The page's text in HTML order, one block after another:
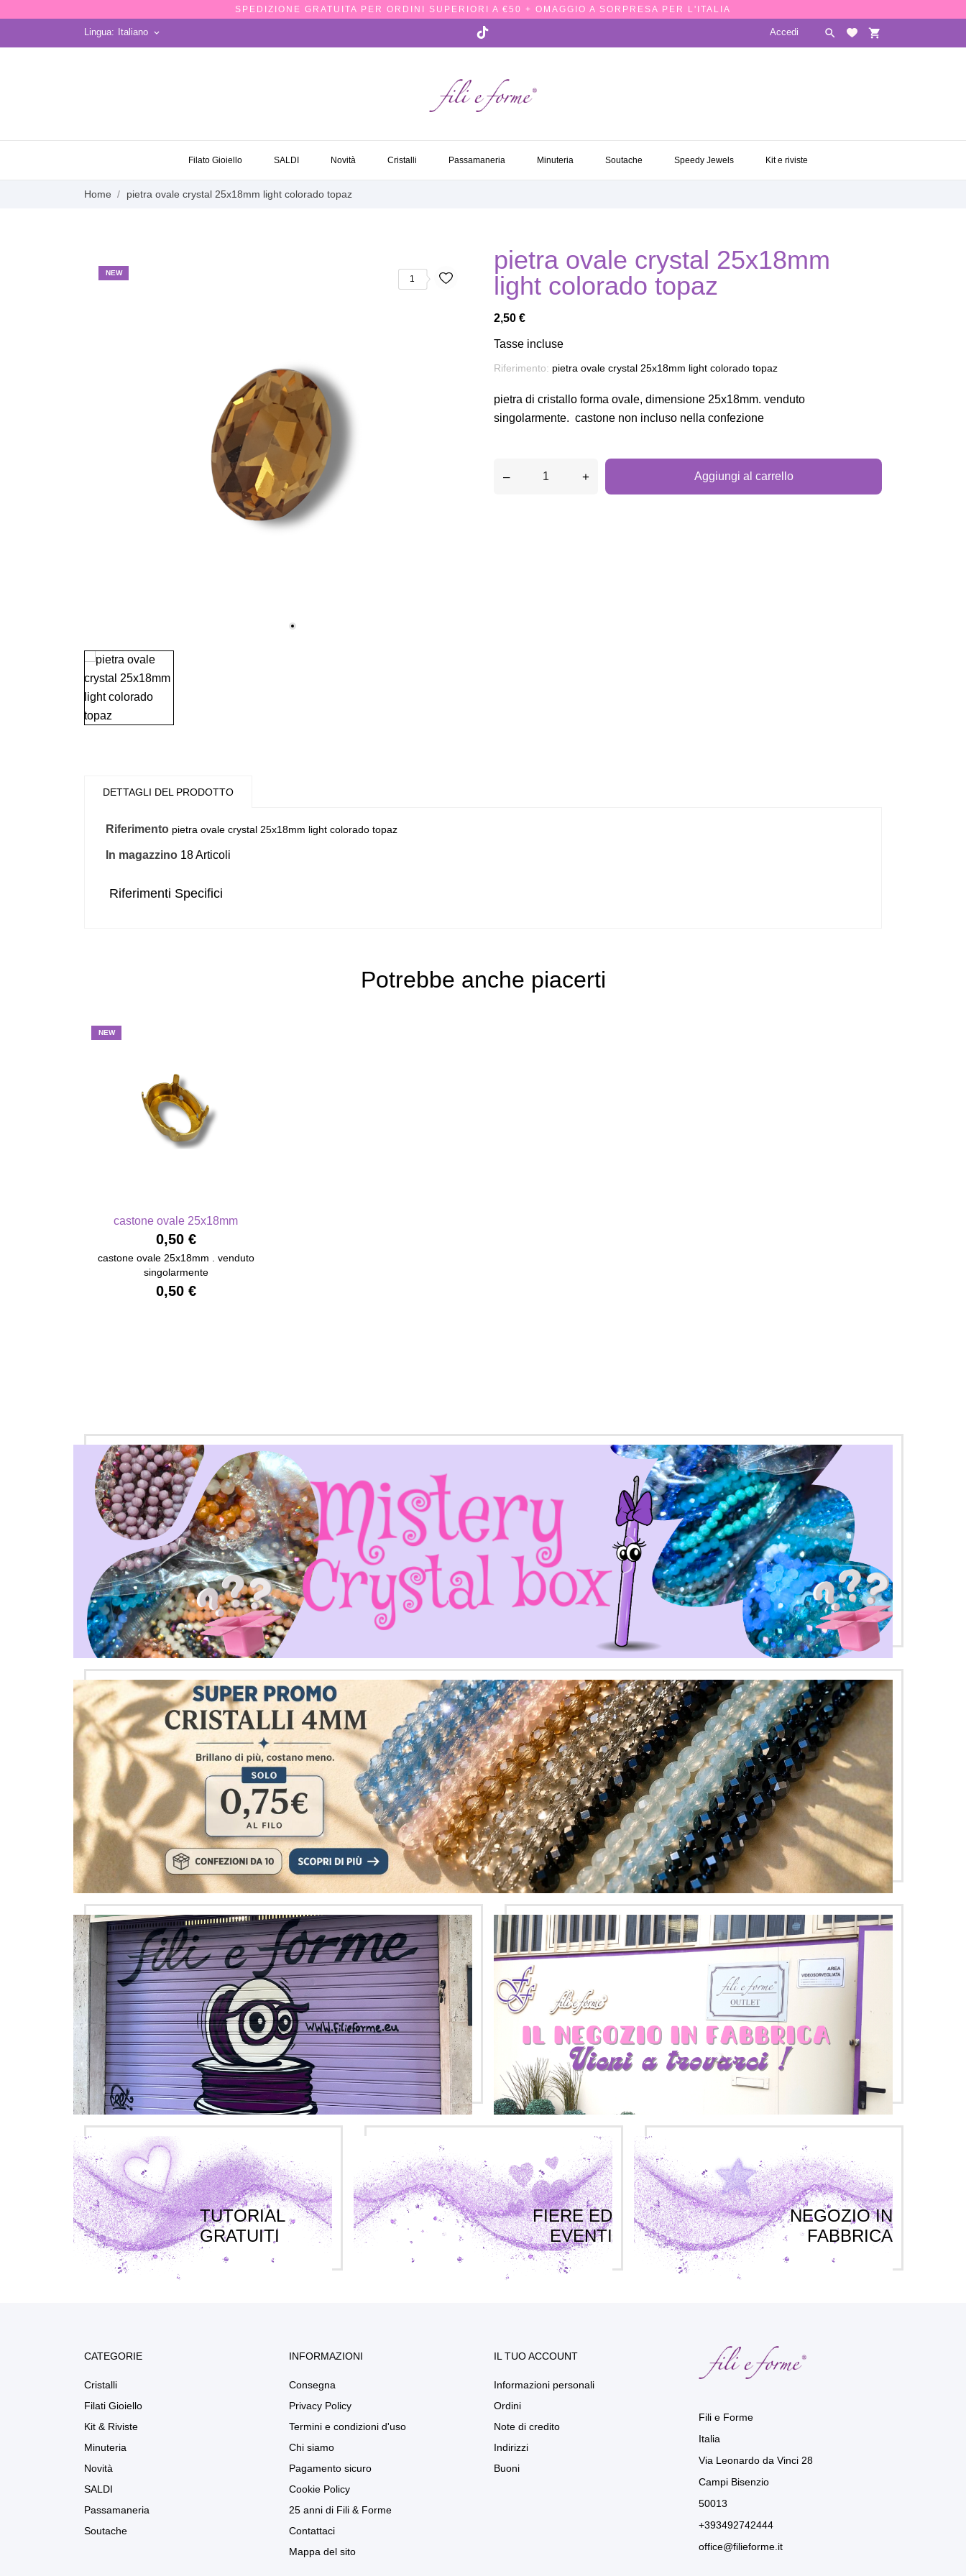
SPEDIZIONE GRATUITA PER ORDINI SUPERIORI A €50 + OMAGGIO A SORPRESA PER L'ITALIA
Lingua: Italiano keyboard_arrow_down Accedi  shopping_cart
Filato Gioiello SALDI Novità Cristalli Passamaneria Minuteria Soutache Speedy Jewels Kit e riviste
Home pietra ovale crystal 25x18mm light colorado topaz
NEW
1
pietra ovale crystal 25x18mm
light colorado topaz
2,50 €
Tasse incluse
Riferimento: pietra ovale crystal 25x18mm light colorado topaz
pietra di cristallo forma ovale, dimensione 25x18mm. venduto
singolarmente. castone non incluso nella confezione
– + Aggiungi al carrello
DETTAGLI DEL PRODOTTO
Riferimento pietra ovale crystal 25x18mm light colorado topaz
In magazzino 18 Articoli
Riferimenti Specifici
Potrebbe anche piacerti
NEW
castone ovale 25x18mm
0,50 €
castone ovale 25x18mm . venduto
singolarmente
0,50 €
TUTORIAL
GRATUITI
FIERE ED
EVENTI
NEGOZIO IN
FABBRICA
CATEGORIE
Cristalli
Filati Gioiello
Kit & Riviste
Minuteria
Novità
SALDI
Passamaneria
Soutache
INFORMAZIONI
Consegna
Privacy Policy
Termini e condizioni d'uso
Chi siamo
Pagamento sicuro
Cookie Policy
25 anni di Fili & Forme
Contattaci
Mappa del sito
IL TUO ACCOUNT
Informazioni personali
Ordini
Note di credito
Indirizzi
Buoni
Fili e Forme
Italia
Via Leonardo da Vinci 28
Campi Bisenzio
50013
+393492742444
office@filieforme.it